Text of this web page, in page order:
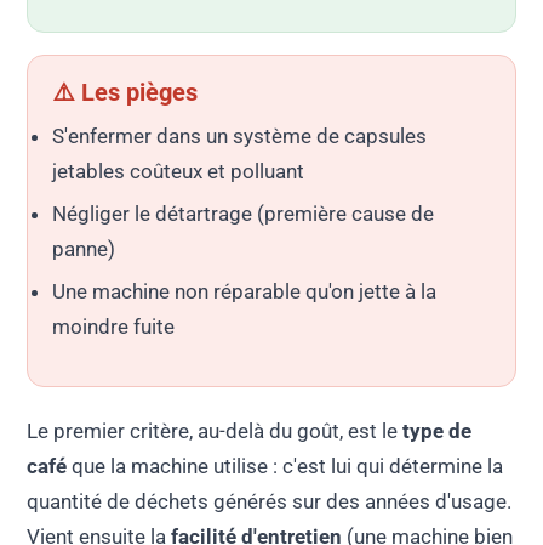
⚠️ Les pièges
S'enfermer dans un système de capsules
jetables coûteux et polluant
Négliger le détartrage (première cause de
panne)
Une machine non réparable qu'on jette à la
moindre fuite
Le premier critère, au-delà du goût, est letype de
café que la machine utilise : c'est lui qui détermine la
quantité de déchets générés sur des années d'usage.
Vient ensuite lafacilité d'entretien (une machine bien